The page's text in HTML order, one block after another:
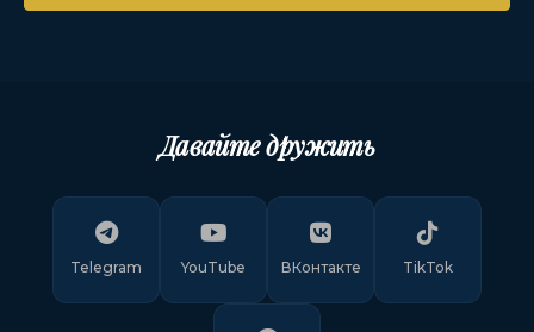
Давайте дружить
Telegram YouTube ВКонтакте TikTok